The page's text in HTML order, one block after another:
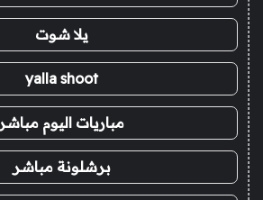
يلا شوت
yalla shoot
مباريات اليوم مباشر
برشلونة مباشر